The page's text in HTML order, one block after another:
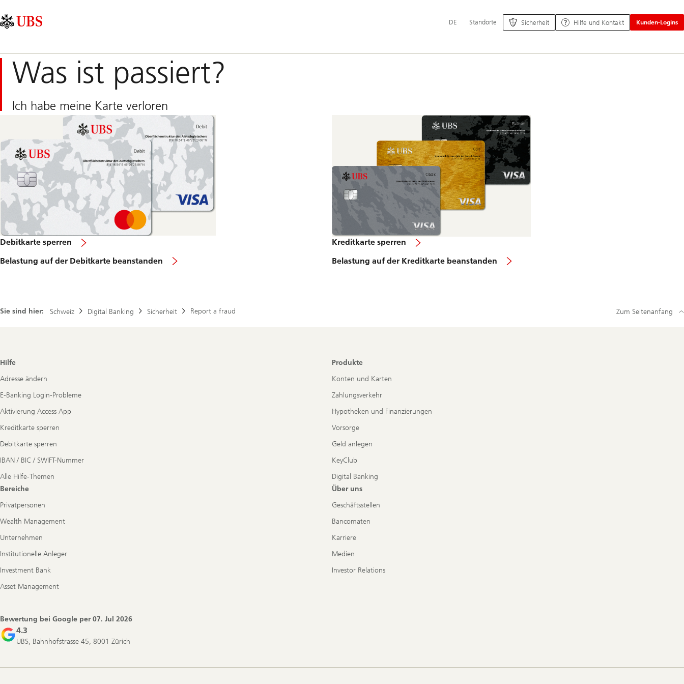
Area
Hauptnavigation
DE Standorte Sicherheit Hilfe und Kontakt Kunden-Logins
Was ist passiert?
Ich habe meine Karte verloren
Debitkarte sperren
Belastung auf der Debitkarte beanstanden
Kreditkarte sperren
Belastung auf der Kreditkarte beanstanden
Sie sind hier: Schweiz Digital Banking Sicherheit Report a fraud Zum Seitenanfang
Footer
Hilfe
Adresse ändern
E-Banking Login-Probleme
Aktivierung Access App
Kreditkarte sperren
Debitkarte sperren
IBAN / BIC / SWIFT-Nummer
Alle Hilfe-Themen
Produkte
Konten und Karten
Zahlungsverkehr
Hypotheken und Finanzierungen
Vorsorge
Geld anlegen
KeyClub
Digital Banking
Bereiche
Privatpersonen
Wealth Management
Unternehmen
Institutionelle Anleger
Investment Bank
Asset Management
Über uns
Geschäftsstellen
Bancomaten
Karriere
Medien
Investor Relations
Bewertung bei Google per07. Jul 2026
4.3
UBS, Bahnhofstrasse 45, 8001 Zürich